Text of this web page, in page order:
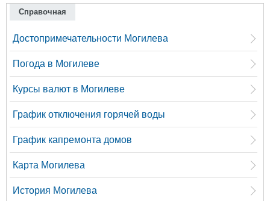
Справочная
Достопримечательности Могилева
Погода в Могилеве
Курсы валют в Могилеве
График отключения горячей воды
График капремонта домов
Карта Могилева
История Могилева